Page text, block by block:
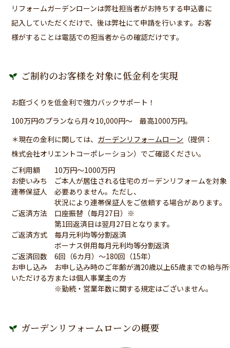
リフォームガーデンローンは弊社担当者がお持ちする申込書に
記入していただくだけで、後は弊社にて申請を行います。お客
様がすることは電話での担当者からの確認だけです。
ご制約のお客様を対象に低金利を実現
お庭づくりを低金利で強力バックサポート！
100万円のプランなら月々10,000円～ 最高1000万円。
＊現在の金利に関しては、 ガーデンリフォームローン （提供：
株式会社オリエントコーポレーション）でご確認ください。
ご利用額
10万円～1000万円
お使いみち
ご本人が居住される住宅のガーデンリフォームを対象
連帯保証人
必要ありません。ただし、
状況により連帯保証人をご依頼する場合があります。
ご返済方法
口座振替（毎月27日）※
第1回返済日は翌月27日となります。
ご返済方式
毎月元利均等分割返済
ボーナス併用毎月元利均等分割返済
ご返済回数
6回（6カ月）～180回（15年）
お申し込み
いただける方
お申し込み時のご年齢が満20歳以上65歳までの給与
または個人事業主の方
※勤続・営業年数に関する規定はございません。
ガーデンリフォームローンの概要